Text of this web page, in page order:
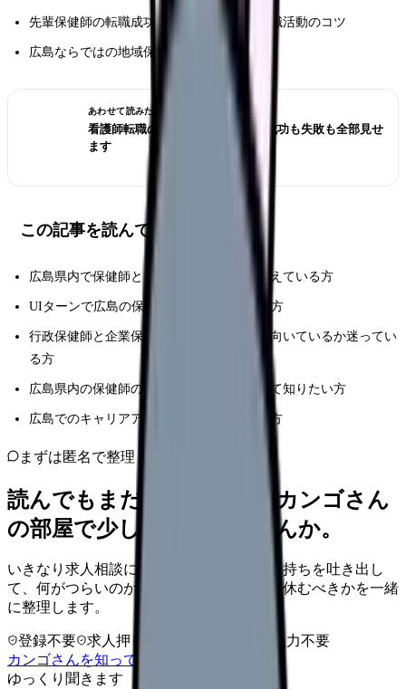
先輩保健師の転職成功事例と失敗しない就職活動のコツ
広島ならではの地域保健活動と魅力
あわせて読みたい
看護師転職のリアル体験談12選｜成功も失敗も全部見せ
ます
この記事を読んでほしい人
広島県内で保健師としての就職・転職を考えている方
UIターンで広島の保健師求人を探している方
行政保健師と企業保健師のどちらが自分に向いているか迷ってい
る方
広島県内の保健師の待遇や勤務条件について知りたい方
広島でのキャリアアップを目指す保健師の方
まずは匿名で整理
読んでもまだ苦しいなら、カンゴさん
の部屋で少し話してみませんか。
いきなり求人相談には進みません。今の気持ちを吐き出し
て、何がつらいのか、辞めるべきか、少し休むべきかを一緒
に整理します。
登録不要 求人押し売りなし
病院名は入力不要
カンゴさんを知ってから相談する
ゆっくり聞きます